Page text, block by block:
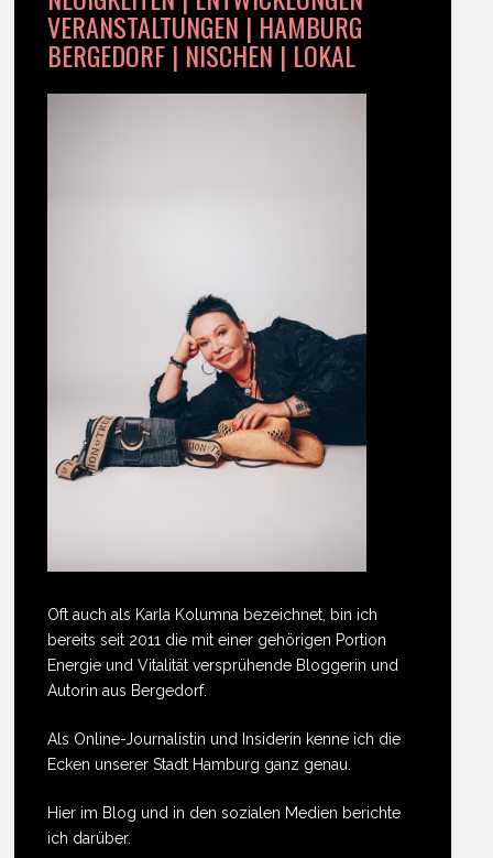
VERANSTALTUNGEN | HAMBURG
BERGEDORF | NISCHEN | LOKAL
Oft auch als Karla Kolumna bezeichnet, bin ich
bereits seit 2011 die mit einer gehörigen Portion
Energie und Vitalität versprühende Bloggerin und
Autorin aus Bergedorf.
Als Online-Journalistin und Insiderin kenne ich die
Ecken unserer Stadt Hamburg ganz genau.
Hier im Blog und in den sozialen Medien berichte
ich darüber.